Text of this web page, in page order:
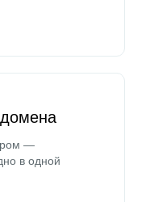
домена
—
в одной